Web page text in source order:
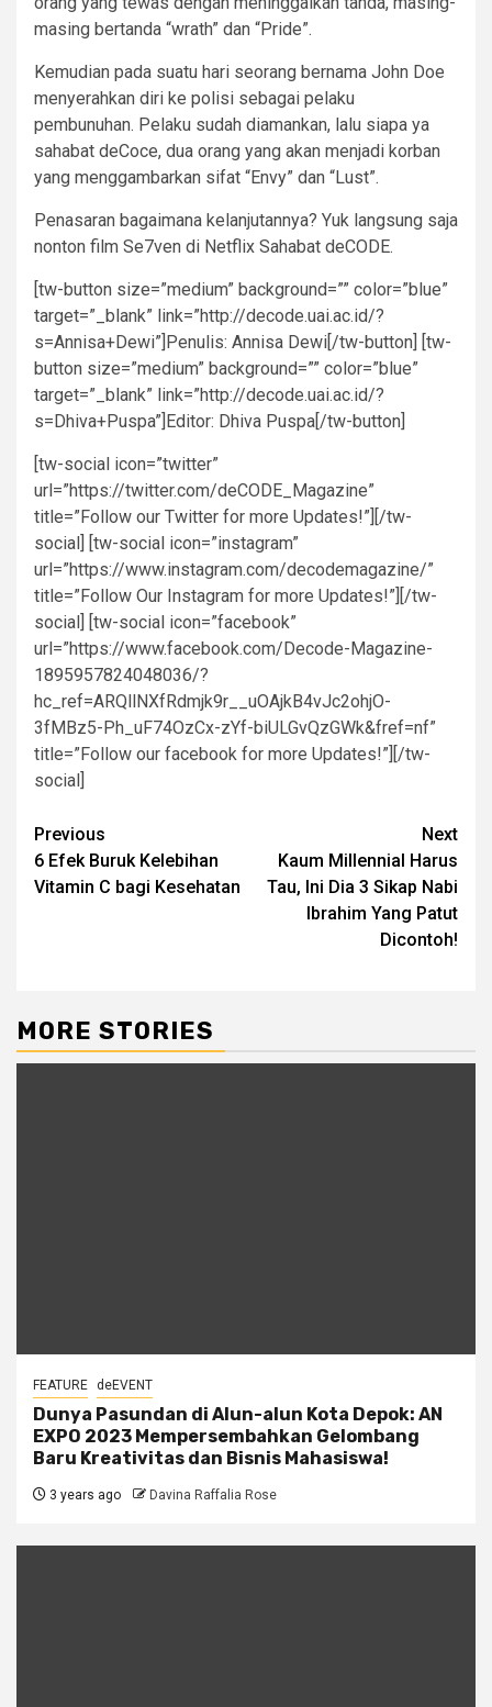
masing bertanda “wrath” dan “Pride”.
Kemudian pada suatu hari seorang bernama John Doe
menyerahkan diri ke polisi sebagai pelaku
pembunuhan. Pelaku sudah diamankan, lalu siapa ya
sahabat deCoce, dua orang yang akan menjadi korban
yang menggambarkan sifat “Envy” dan “Lust”.
Penasaran bagaimana kelanjutannya? Yuk langsung saja
nonton film Se7ven di Netflix Sahabat deCODE.
[tw-button size=”medium” background=”” color=”blue”
target=”_blank” link=”http://decode.uai.ac.id/?
s=Annisa+Dewi”]Penulis: Annisa Dewi[/tw-button] [tw-
button size=”medium” background=”” color=”blue”
target=”_blank” link=”http://decode.uai.ac.id/?
s=Dhiva+Puspa”]Editor: Dhiva Puspa[/tw-button]
[tw-social icon=”twitter”
url=”https://twitter.com/deCODE_Magazine”
title=”Follow our Twitter for more Updates!”][/tw-
social] [tw-social icon=”instagram”
url=”https://www.instagram.com/decodemagazine/”
title=”Follow Our Instagram for more Updates!”][/tw-
social] [tw-social icon=”facebook”
url=”https://www.facebook.com/Decode-Magazine-
1895957824048036/?
hc_ref=ARQllNXfRdmjk9r__uOAjkB4vJc2ohjO-
3fMBz5-Ph_uF74OzCx-zYf-biULGvQzGWk&fref=nf”
title=”Follow our facebook for more Updates!”][/tw-
social]
Post
navigation
Previous
6 Efek Buruk Kelebihan
Vitamin C bagi Kesehatan
Next
Kaum Millennial Harus
Tau, Ini Dia 3 Sikap Nabi
Ibrahim Yang Patut
Dicontoh!
MORE STORIES
FEATURE deEVENT
Dunya Pasundan di Alun-alun Kota Depok: AN
EXPO 2023 Mempersembahkan Gelombang
Baru Kreativitas dan Bisnis Mahasiswa!
3 years ago Davina Raffalia Rose